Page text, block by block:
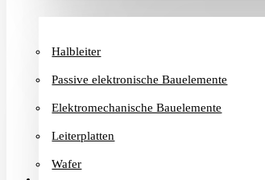
Halbleiter
Passive elektronische Bauelemente
Elektromechanische Bauelemente
Leiterplatten
Wafer